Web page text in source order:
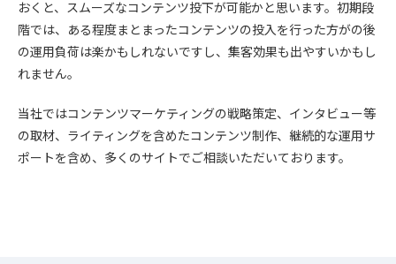
おくと、スムーズなコンテンツ投下が可能かと思います。初期段
階では、ある程度まとまったコンテンツの投入を行った方がの後
の運用負荷は楽かもしれないですし、集客効果も出やすいかもし
れません。
当社ではコンテンツマーケティングの戦略策定、インタビュー等
の取材、ライティングを含めたコンテンツ制作、継続的な運用サ
ポートを含め、多くのサイトでご相談いただいております。